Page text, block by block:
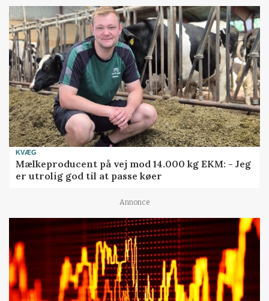
KVÆG
Mælkeproducent på vej mod 14.000 kg EKM: - Jeg
er utrolig god til at passe køer
Annonce